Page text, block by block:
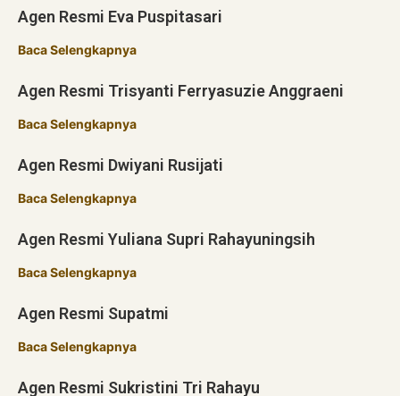
Agen Resmi Eva Puspitasari
Baca Selengkapnya
Agen Resmi Trisyanti Ferryasuzie Anggraeni
Baca Selengkapnya
Agen Resmi Dwiyani Rusijati
Baca Selengkapnya
Agen Resmi Yuliana Supri Rahayuningsih
Baca Selengkapnya
Agen Resmi Supatmi
Baca Selengkapnya
Agen Resmi Sukristini Tri Rahayu